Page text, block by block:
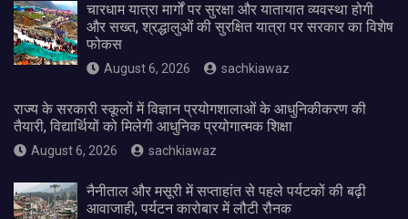
चारधाम यात्रा मार्गों पर सुरक्षा और यातायात व्यवस्था होगी
और सख्त, श्रद्धालुओं की सुरक्षित यात्रा पर सरकार का विशेष
फोकस
August 6, 2026 sachkiawaz
राज्य के सरकारी स्कूलों में विज्ञान प्रयोगशालाओं के आधुनिकीकरण की
तैयारी, विद्यार्थियों को मिलेगी आधुनिक प्रयोगात्मक शिक्षा
August 6, 2026 sachkiawaz
नैनीताल और मसूरी में सप्ताहांत से पहले पर्यटकों की बढ़ी
आवाजाही, पर्यटन कारोबार में लौटी रौनक